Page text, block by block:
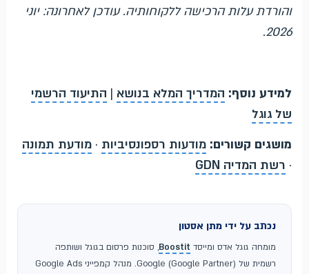
והורדת עלות הרכישה ללקוחותיה. עודכן לאחרונה: יוני
2026.
למידע נוסף: המדריך המלא בנושא | התיעוד הרשמי
של גוגל
מושגים קשורים: מודעות רספונסיביות · מודעת תמונה
· רשת המדיה GDN
נכתב על ידי מתן אסטון
מומחה גוגל אדס ומייסד Boostit, סוכנות פרסום בגוגל ושותפה
רשמית של Google (Google Partner). מנהל קמפייני Google Ads